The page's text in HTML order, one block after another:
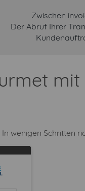
Zwischen
Der Abruf Ihrer
In wenigen Schritten